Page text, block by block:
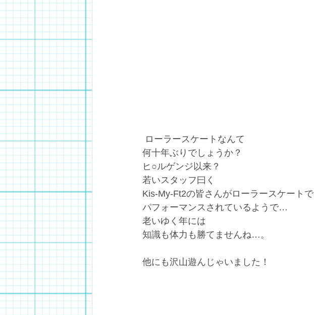
ローラースケートなんて
何十年ぶりでしょうか？
ヒ○ルゲンジ以来？
若いスタッフ曰く
Kis-My-Ft2の皆さんがローラースケートで
パフォーマンスされているようで…
老いゆく年には
知識も体力も勝てませんね…。
他にも沢山遊んじゃいました！